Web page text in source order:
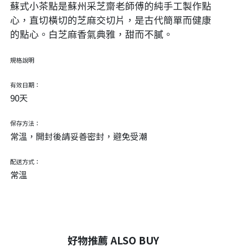
蘇式小茶點是蘇州采芝齋老師傅的純手工製作點
心，直切橫切的芝麻交切片，是古代簡單而健康
的點心。白芝麻香氣典雅，甜而不膩。
規格說明
有效日期：
90天
保存方法：
常溫，開封後請妥善密封，避免受潮
配送方式：
常溫
好物推薦 ALSO BUY